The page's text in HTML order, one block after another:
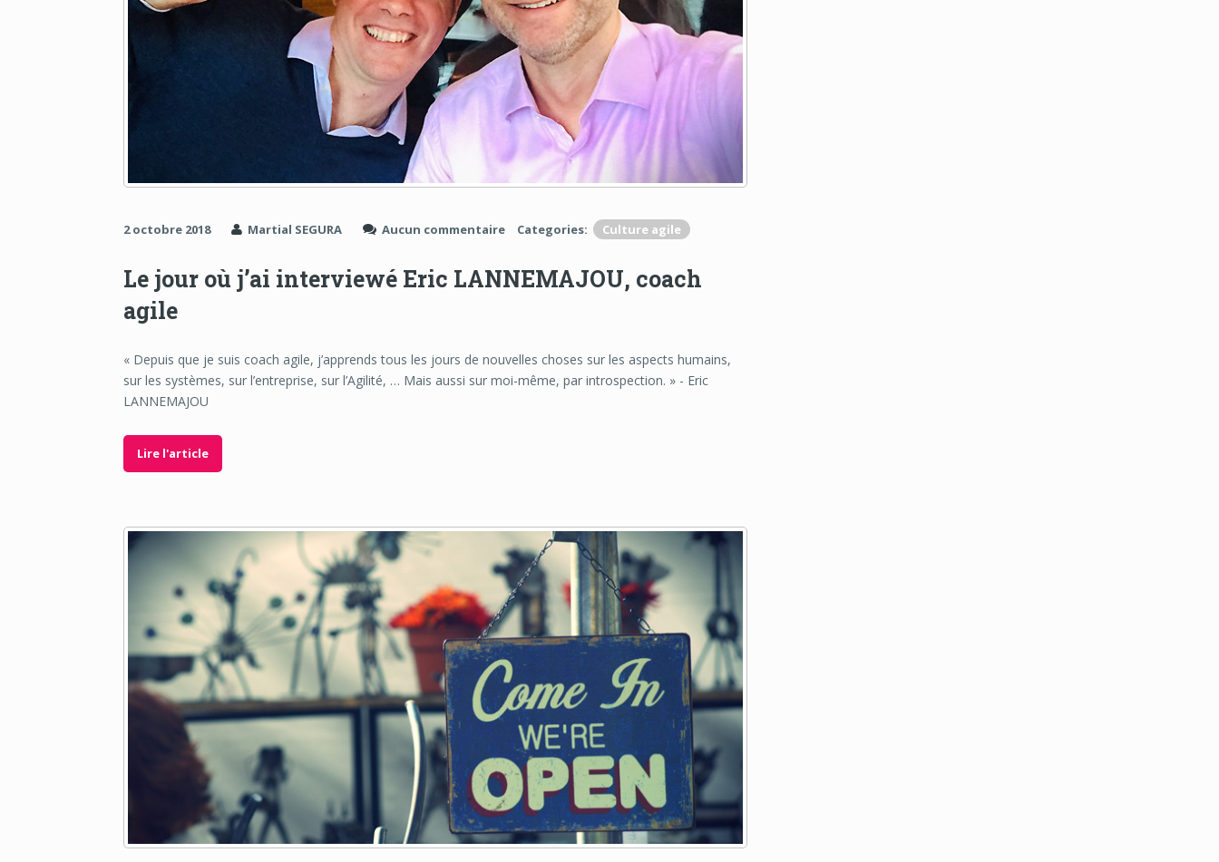
2 octobre 2018 Martial SEGURA Aucun commentaire Categories: Culture agile
Le jour où j’ai interviewé Eric LANNEMAJOU, coach
agile
« Depuis que je suis coach agile, j’apprends tous les jours de nouvelles choses sur les aspects humains,
sur les systèmes, sur l’entreprise, sur l’Agilité, … Mais aussi sur moi-même, par introspection. » - Eric
LANNEMAJOU
Lire l'article